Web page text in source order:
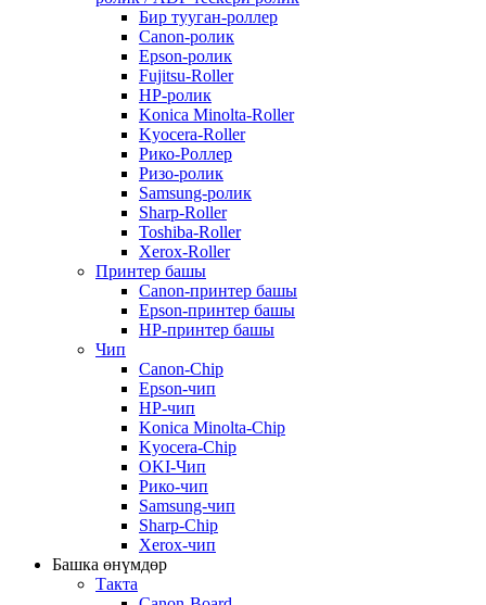
Бир тууган-роллер
Canon-ролик
Epson-ролик
Fujitsu-Roller
HP-ролик
Konica Minolta-Roller
Kyocera-Roller
Рико-Роллер
Ризо-ролик
Samsung-ролик
Sharp-Roller
Toshiba-Roller
Xerox-Roller
Принтер башы
Canon-принтер башы
Epson-принтер башы
HP-принтер башы
Чип
Canon-Chip
Epson-чип
HP-чип
Konica Minolta-Chip
Kyocera-Chip
OKI-Чип
Рико-чип
Samsung-чип
Sharp-Chip
Xerox-чип
Башка өнүмдөр
Такта